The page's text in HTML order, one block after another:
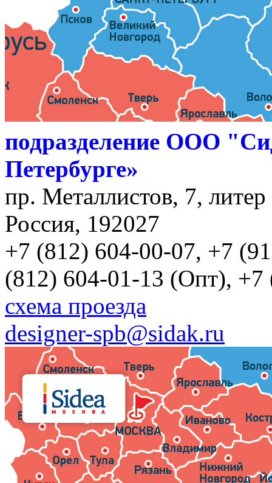
подразделение ООО
Петербурге»
пр. Металлистов, 7,
Россия, 192027
+7 (812) 604-00-07, +7
(812) 604-01-13 (Опт), +7
схема проезда
designer-spb@sidak.ru